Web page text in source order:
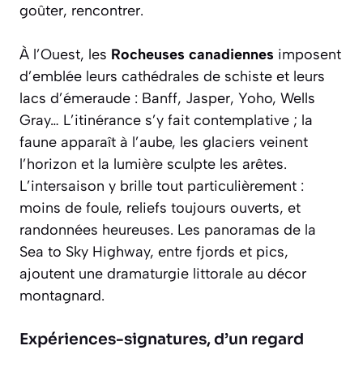
goûter, rencontrer.
À l’Ouest, les Rocheuses canadiennes imposent
d’emblée leurs cathédrales de schiste et leurs
lacs d’émeraude : Banff, Jasper, Yoho, Wells
Gray… L’itinérance s’y fait contemplative ; la
faune apparaît à l’aube, les glaciers veinent
l’horizon et la lumière sculpte les arêtes.
L’intersaison y brille tout particulièrement :
moins de foule, reliefs toujours ouverts, et
randonnées heureuses. Les panoramas de la
Sea to Sky Highway, entre fjords et pics,
ajoutent une dramaturgie littorale au décor
montagnard.
Expériences-signatures, d’un regard